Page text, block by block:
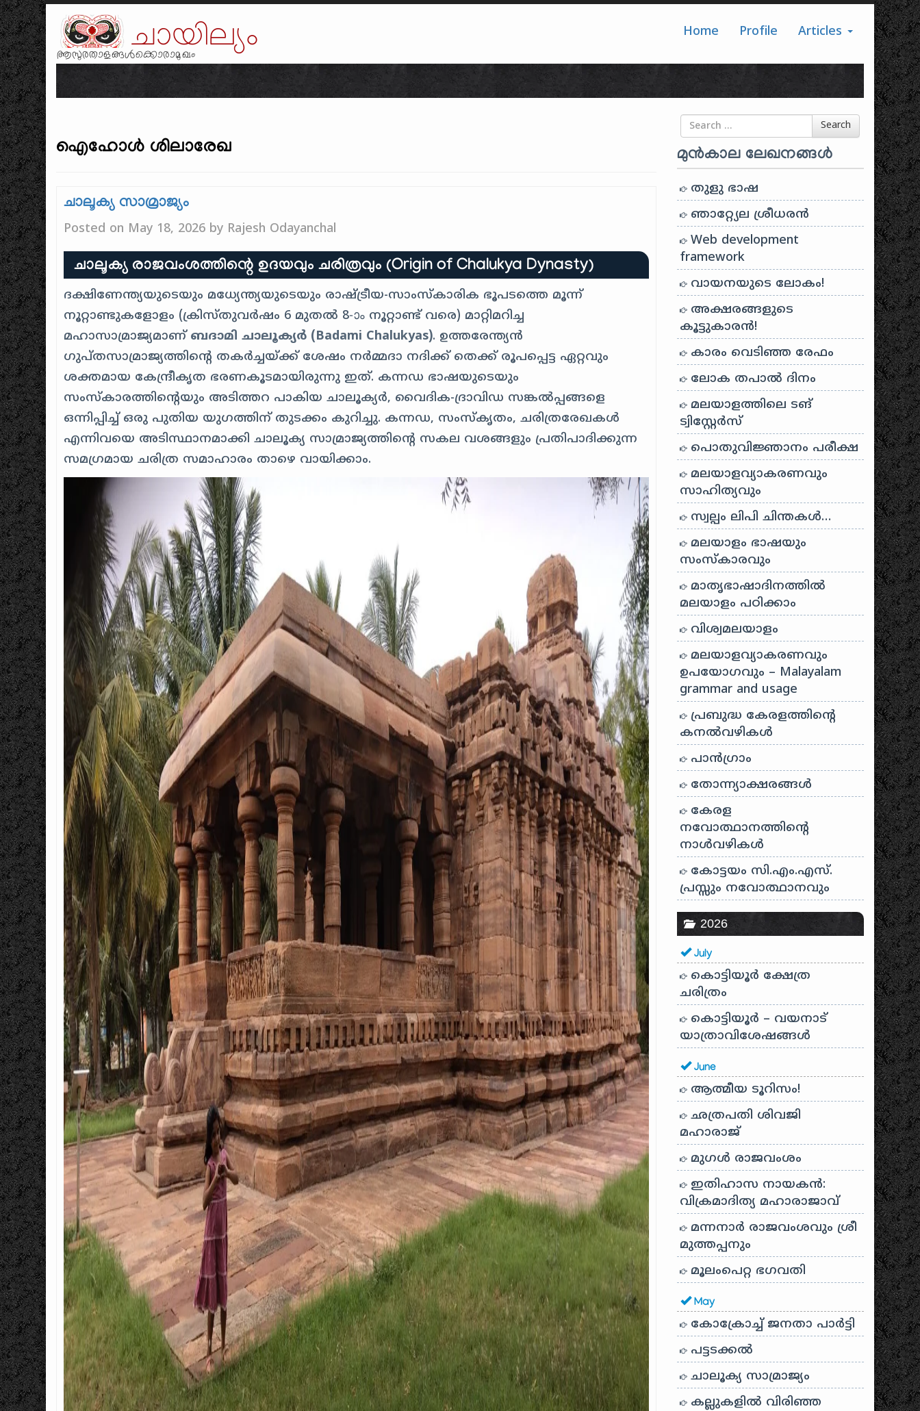
ചായില്യം
ആസുരതാളങ്ങൾക്കൊരാമുഖം
Home Profile Articles
Skip to content
ഐഹോൾ ശിലാരേഖ
ചാലൂക്യ സാമ്രാജ്യം
Posted on May 18, 2026 by Rajesh Odayanchal
ചാലൂക്യ രാജവംശത്തിന്റെ ഉദയവും ചരിത്രവും (Origin of Chalukya Dynasty)
ദക്ഷിണേന്ത്യയുടെയും മധ്യേന്ത്യയുടെയും രാഷ്ട്രീയ-സാംസ്കാരിക ഭൂപടത്തെ മൂന്ന്
നൂറ്റാണ്ടുകളോളം (ക്രിസ്തുവർഷം 6 മുതൽ 8-ാം നൂറ്റാണ്ട് വരെ) മാറ്റിമറിച്ച
മഹാസാമ്രാജ്യമാണ് ബദാമി ചാലൂക്യർ (Badami Chalukyas). ഉത്തരേന്ത്യൻ
ഗുപ്തസാമ്രാജ്യത്തിന്റെ തകർച്ചയ്ക്ക് ശേഷം നർമ്മദാ നദിക്ക് തെക്ക് രൂപപ്പെട്ട ഏറ്റവും
ശക്തമായ കേന്ദ്രീകൃത ഭരണകൂടമായിരുന്നു ഇത്. കന്നഡ ഭാഷയുടെയും
സംസ്കാരത്തിന്റെയും അടിത്തറ പാകിയ ചാലൂക്യർ, വൈദിക-ദ്രാവിഡ സങ്കൽപ്പങ്ങളെ
ഒന്നിപ്പിച്ച് ഒരു പുതിയ യുഗത്തിന് തുടക്കം കുറിച്ചു. കന്നഡ, സംസ്കൃതം, ചരിത്രരേഖകൾ
എന്നിവയെ അടിസ്ഥാനമാക്കി ചാലൂക്യ സാമ്രാജ്യത്തിന്റെ സകല വശങ്ങളും പ്രതിപാദിക്കുന്ന
സമഗ്രമായ ചരിത്ര സമാഹാരം താഴെ വായിക്കാം.
Search for Search
മുൻകാല ലേഖനങ്ങൾ
തുളു ഭാഷ
ഞാറ്റ്യേല ശ്രീധരൻ
Web development
framework
വായനയുടെ ലോകം!
അക്ഷരങ്ങളുടെ
കൂട്ടുകാരൻ!
കാരം വെടിഞ്ഞ രേഫം
ലോക തപാൽ ദിനം
മലയാളത്തിലെ ടങ്
ട്വിസ്റ്റേർസ്
പൊതുവിജ്ഞാനം പരീക്ഷ
മലയാളവ്യാകരണവും
സാഹിത്യവും
സ്വല്പം ലിപി ചിന്തകൾ…
മലയാളം ഭാഷയും
സംസ്കാരവും
മാതൃഭാഷാദിനത്തിൽ
മലയാളം പഠിക്കാം
വിശ്വമലയാളം
മലയാളവ്യാകരണവും
ഉപയോഗവും – Malayalam
grammar and usage
പ്രബുദ്ധ കേരളത്തിന്റെ
കനൽവഴികൾ
പാന്‍ഗ്രാം
തോന്ന്യാക്ഷരങ്ങള്‍
കേരള
നവോത്ഥാനത്തിന്റെ
നാൾവഴികൾ
കോട്ടയം സി.എം.എസ്.
പ്രസ്സും നവോത്ഥാനവും
2026
July
കൊട്ടിയൂർ ക്ഷേത്ര
ചരിത്രം
കൊട്ടിയൂർ – വയനാട്
യാത്രാവിശേഷങ്ങൾ
June
ആത്മീയ ടൂറിസം!
ഛത്രപതി ശിവജി
മഹാരാജ്
മുഗൾ രാജവംശം
ഇതിഹാസ നായകൻ:
വിക്രമാദിത്യ മഹാരാജാവ്
മന്നനാർ രാജവംശവും ശ്രീ
മുത്തപ്പനും
മൂലംപെറ്റ ഭഗവതി
May
കോക്രോച്ച് ജനതാ പാർട്ടി
പട്ടടക്കൽ
ചാലൂക്യ സാമ്രാജ്യം
കല്ലുകളിൽ വിരിഞ്ഞ